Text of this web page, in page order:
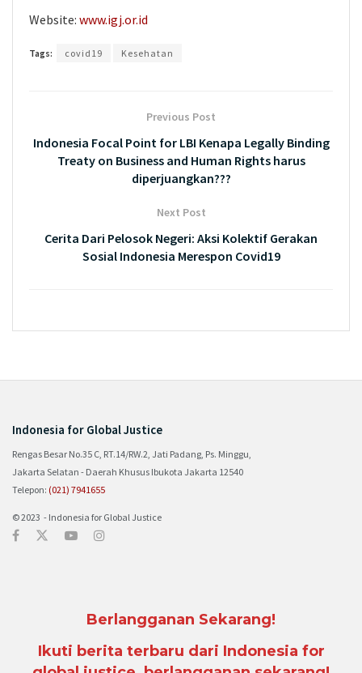
Website: www.igj.or.id
Tags: covid19 Kesehatan
Previous Post
Indonesia Focal Point for LBI Kenapa Legally Binding
Treaty on Business and Human Rights harus
diperjuangkan???
Next Post
Cerita Dari Pelosok Negeri: Aksi Kolektif Gerakan
Sosial Indonesia Merespon Covid19
Indonesia for Global Justice
Rengas Besar No.35 C, RT.14/RW.2, Jati Padang, Ps. Minggu,
Jakarta Selatan - Daerah Khusus Ibukota Jakarta 12540
Telepon: (021) 7941655
© 2023 - Indonesia for Global Justice
Berlangganan Sekarang!
Ikuti berita terbaru dari Indonesia for